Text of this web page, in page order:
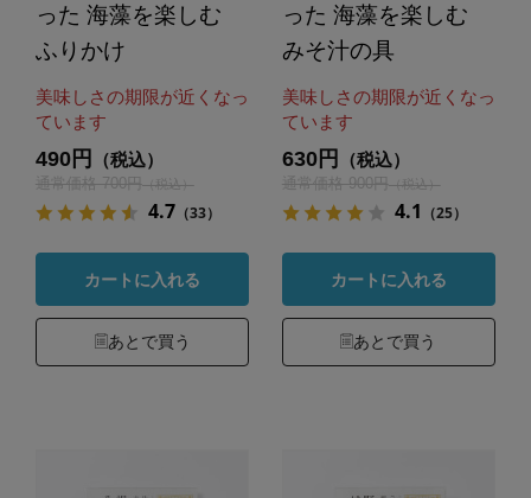
った 海藻を楽しむ
ふりかけ
美味しさの期限が近くなっ
ています
490円 （税込）
通常価格 700円（税込）
4.7（33）
カートに入れる
あとで買う
った 海藻を楽しむ
みそ汁の具
美味しさの期限が近くなっ
ています
630円 （税込）
通常価格 900円（税込）
4.1 （25）
カートに入れる
あとで買う